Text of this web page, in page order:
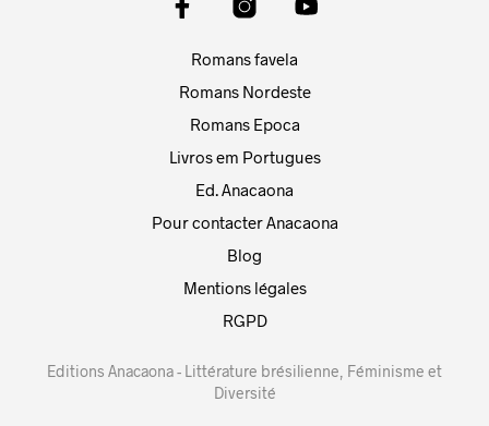
Romans favela
Romans Nordeste
Romans Epoca
Livros em Portugues
Ed. Anacaona
Pour contacter Anacaona
Blog
Mentions légales
RGPD
Editions Anacaona - Littérature brésilienne, Féminisme et
Diversité